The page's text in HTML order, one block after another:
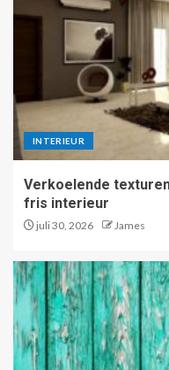
INTERIEUR
Verkoelende
fris interieur
juli 30, 2026 James